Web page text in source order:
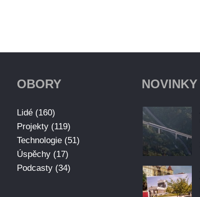
OBORY NOVINKY
Lidé (160)
Projekty (119)
Technologie (51)
Úspěchy (17)
Podcasty (34)